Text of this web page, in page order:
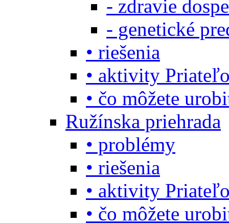
- zdravie
- genetické
• riešenia
• aktivity
• čo môžete
Ružínska priehrada
• problémy
• riešenia
• aktivity
• čo môžete